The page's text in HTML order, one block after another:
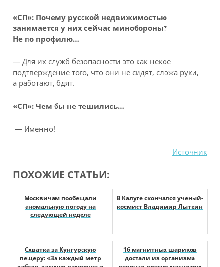
«СП»: Почему русской недвижимостью
занимается у них сейчас минобороны?
Не по профилю…
— Для их служб безопасности это как некое
подтверждение того, что они не сидят, сложа руки,
а работают, бдят.
«СП»: Чем бы не тешились…
— Именно!
Источник
ПОХОЖИЕ СТАТЬИ:
Москвичам пообещали
аномальную погоду на
следующей неделе
В Калуге скончался ученый-
космист Владимир Лыткин
Схватка за Кунгурскую
пещеру: «За каждый метр
16 магнитных шариков
достали из организма